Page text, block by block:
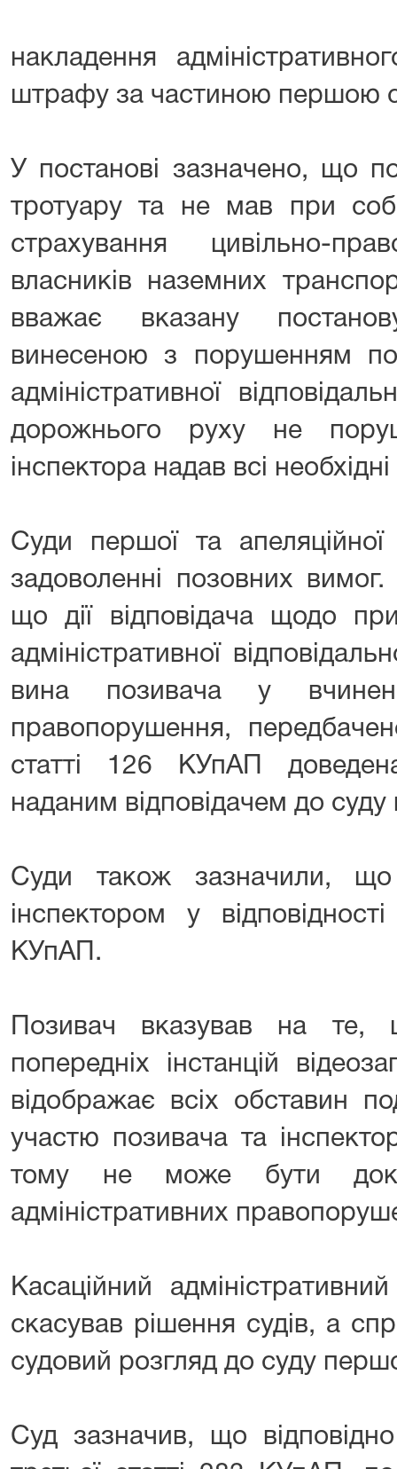
накладення
штрафу за частиною першою
У постанові зазначено, що
тротуару та не мав при
страхування цивільно-
власників наземних
вважає вказану
винесеною з порушенням
адміністративної
дорожнього руху не
інспектора надав всі
Суди першої та апеляційної
задоволенні позовних
що дії відповідача щодо
адміністративної
вина позивача у
правопорушення,
статті 126 КУпАП
наданим відповідачем до суду
Суди також зазначили, що
інспектором у
КУпАП.
Позивач вказував на те,
попередніх інстанцій
відображає всіх обставин
участю позивача та
тому не може бути
адміністративних
Касаційний
скасував рішення судів, а
судовий розгляд до суду
Суд зазначив, що